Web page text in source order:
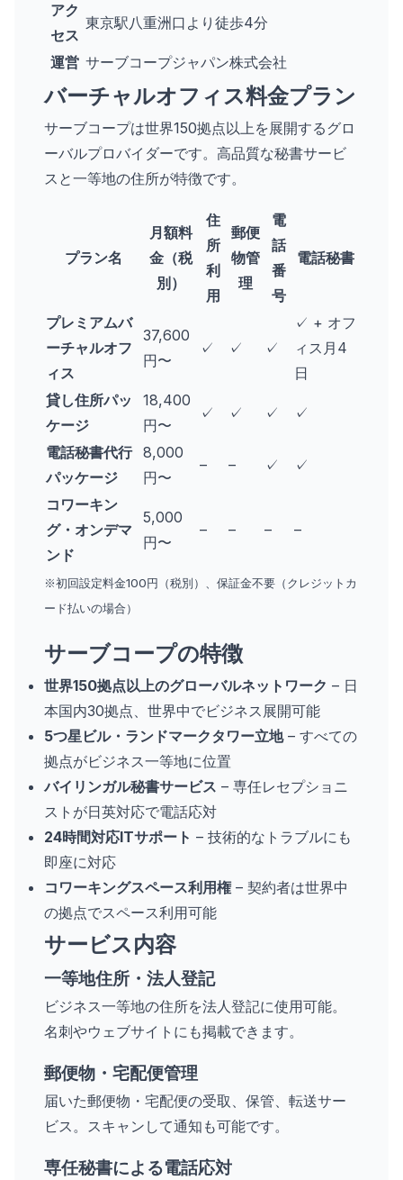
アク
セス
東京駅八重洲口より徒歩4分
運営 サーブコープジャパン株式会社
バーチャルオフィス料金プラン
サーブコープは世界150拠点以上を展開するグロ
ーバルプロバイダーです。高品質な秘書サービ
スと一等地の住所が特徴です。
プラン名
月額料
金（税
別）
住
所
利
用
郵便
物管
理
電
話
番
号
電話秘書
プレミアムバ
ーチャルオフ
ィス
37,600
円〜
✓ ✓ ✓
✓ + オフ
ィス月4
日
貸し住所パッ
ケージ
18,400
円〜
✓ ✓ ✓ ✓
電話秘書代行
パッケージ
8,000
円〜
– – ✓ ✓
コワーキン
グ・オンデマ
ンド
5,000
円〜
– – – –
※初回設定料金100円（税別）、保証金不要（クレジットカ
ード払いの場合）
サーブコープの特徴
世界150拠点以上のグローバルネットワーク – 日
本国内30拠点、世界中でビジネス展開可能
5つ星ビル・ランドマークタワー立地– すべての
拠点がビジネス一等地に位置
バイリンガル秘書サービス – 専任レセプショニ
ストが日英対応で電話応対
24時間対応ITサポート – 技術的なトラブルにも
即座に対応
コワーキングスペース利用権– 契約者は世界中
の拠点でスペース利用可能
サービス内容
一等地住所・法人登記
ビジネス一等地の住所を法人登記に使用可能。
名刺やウェブサイトにも掲載できます。
郵便物・宅配便管理
届いた郵便物・宅配便の受取、保管、転送サー
ビス。スキャンして通知も可能です。
専任秘書による電話応対